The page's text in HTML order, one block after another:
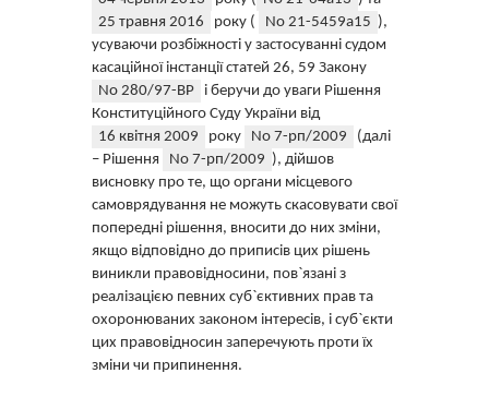
25 травня 2016
року ( No 21-5459а15 ),
усуваючи розбіжності у застосуванні судом
касаційної інстанції статей 26, 59 Закону
No 280/97-ВР
і беручи до уваги Рішення
Конституційного Суду України від
16 квітня 2009
року No 7-рп/2009
(далі
– Рішення
No 7-рп/2009 ), дійшов
висновку про те, що органи місцевого
самоврядування не можуть скасовувати свої
попередні рішення, вносити до них зміни,
якщо відповідно до приписів цих рішень
виникли правовідносини, пов`язані з
реалізацією певних суб`єктивних прав та
охоронюваних законом інтересів, і суб`єкти
цих правовідносин заперечують проти їх
зміни чи припинення.